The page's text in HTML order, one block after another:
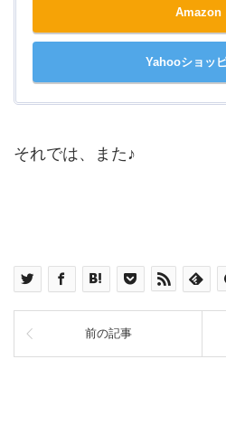
Amazon
Yahooショッ
それでは、また♪
前の記事